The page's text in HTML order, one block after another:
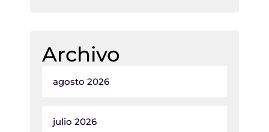
Archivo
agosto 2026
julio 2026